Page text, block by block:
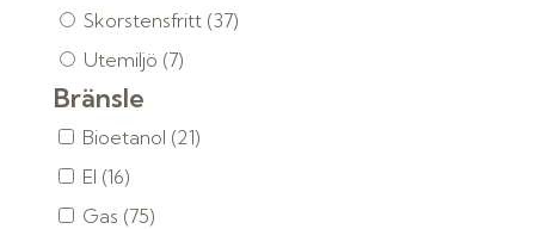
Skorstensfritt (37)
Utemiljö (7)
Bränsle
Bioetanol (21)
El (16)
Gas (75)